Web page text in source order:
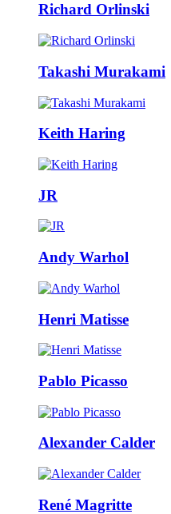
Richard Orlinski
Takashi Murakami
Keith Haring
JR
Andy Warhol
Henri Matisse
Pablo Picasso
Alexander Calder
René Magritte